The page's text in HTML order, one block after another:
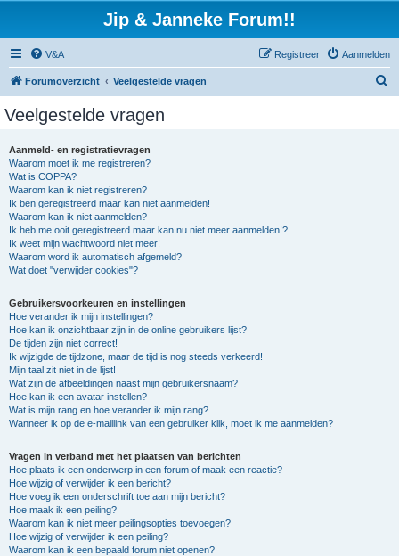
Jip & Janneke Forum!!
V&A Aanmelden
Registreer
Forumoverzicht Veelgestelde vragen
Veelgestelde vragen
Aanmeld- en registratievragen
Waarom moet ik me registreren?
Wat is COPPA?
Waarom kan ik niet registreren?
Ik ben geregistreerd maar kan niet aanmelden!
Waarom kan ik niet aanmelden?
Ik heb me ooit geregistreerd maar kan nu niet meer aanmelden!?
Ik weet mijn wachtwoord niet meer!
Waarom word ik automatisch afgemeld?
Wat doet "verwijder cookies"?
Gebruikersvoorkeuren en instellingen
Hoe verander ik mijn instellingen?
Hoe kan ik onzichtbaar zijn in de online gebruikers lijst?
De tijden zijn niet correct!
Ik wijzigde de tijdzone, maar de tijd is nog steeds verkeerd!
Mijn taal zit niet in de lijst!
Wat zijn de afbeeldingen naast mijn gebruikersnaam?
Hoe kan ik een avatar instellen?
Wat is mijn rang en hoe verander ik mijn rang?
Wanneer ik op de e-maillink van een gebruiker klik, moet ik me aanmelden?
Vragen in verband met het plaatsen van berichten
Hoe plaats ik een onderwerp in een forum of maak een reactie?
Hoe wijzig of verwijder ik een bericht?
Hoe voeg ik een onderschrift toe aan mijn bericht?
Hoe maak ik een peiling?
Waarom kan ik niet meer peilingsopties toevoegen?
Hoe wijzig of verwijder ik een peiling?
Waarom kan ik een bepaald forum niet openen?